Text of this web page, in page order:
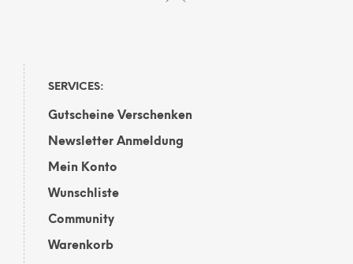
SERVICES:
Gutscheine Verschenken
Newsletter Anmeldung
Mein Konto
Wunschliste
Community
Warenkorb